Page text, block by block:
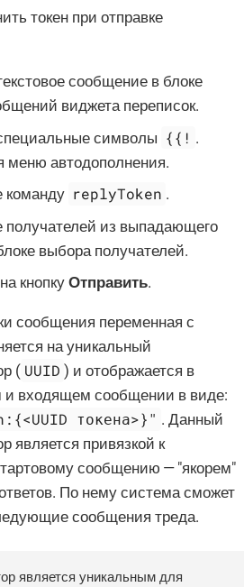
токен при отправке
сообщение в блоке
виджета переписок.
символы {{! .
меню автодополнения.
команду replyToken .
получателей из выпадающего
выбора получателей.
кнопкуОтправить.
сообщения переменная с
на уникальный
( UUID ) и отображается в
и входящем сообщении в виде:
токена>}" . Данный
является привязкой к
сообщению — "якорем"
По нему система сможет
сообщения треда.
является уникальным для